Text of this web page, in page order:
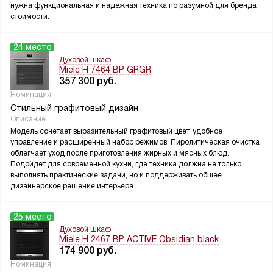
нужна функциональная и надежная техника по разумной для бренда
стоимости.
24 место
Духовой шкаф
Miele H 7464 BP GRGR
357 300 руб.
Номинация
Стильный графитовый дизайн
Описание
Модель сочетает выразительный графитовый цвет, удобное
управление и расширенный набор режимов. Пиролитическая очистка
облегчает уход после приготовления жирных и мясных блюд.
Подойдет для современной кухни, где техника должна не только
выполнять практические задачи, но и поддерживать общее
дизайнерское решение интерьера.
25 место
Духовой шкаф
Miele H 2467 BP ACTIVE Obsidian black
174 900 руб.
Номинация